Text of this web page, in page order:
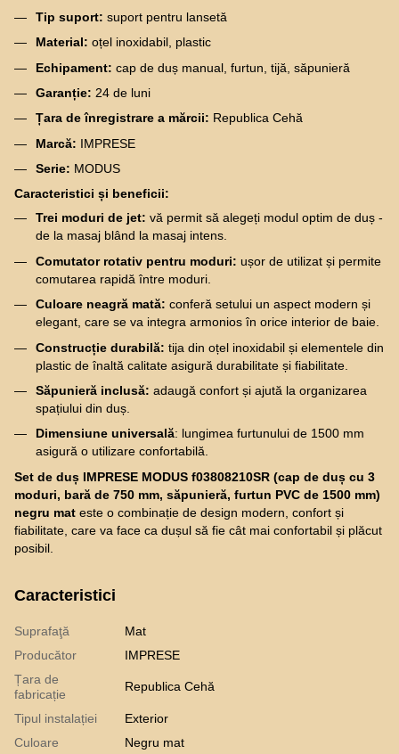
Tip suport: suport pentru lansetă
Material: oțel inoxidabil, plastic
Echipament: cap de duș manual, furtun, tijă, săpunieră
Garanție: 24 de luni
Țara de înregistrare a mărcii: Republica Cehă
Marcă: IMPRESE
Serie: MODUS
Caracteristici și beneficii:
Trei moduri de jet: vă permit să alegeți modul optim de duș -
de la masaj blând la masaj intens.
Comutator rotativ pentru moduri: ușor de utilizat și permite
comutarea rapidă între moduri.
Culoare neagră mată: conferă setului un aspect modern și
elegant, care se va integra armonios în orice interior de baie.
Construcție durabilă: tija din oțel inoxidabil și elementele din
plastic de înaltă calitate asigură durabilitate și fiabilitate.
Săpunieră inclusă: adaugă confort și ajută la organizarea
spațiului din duș.
Dimensiune universală: lungimea furtunului de 1500 mm
asigură o utilizare confortabilă.
Set de duș IMPRESE MODUS f03808210SR (cap de duș cu 3
moduri, bară de 750 mm, săpunieră, furtun PVC de 1500 mm)
negru mat este o combinație de design modern, confort și
fiabilitate, care va face ca dușul să fie cât mai confortabil și plăcut
posibil.
Caracteristici
Suprafaţă
Mat
Producător
IMPRESE
Țara de
fabricație
Republica Cehă
Tipul instalației
Exterior
Culoare
Negru mat